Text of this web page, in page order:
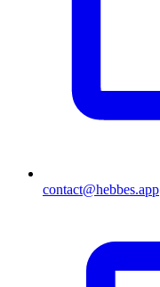
contact@hebbes.app